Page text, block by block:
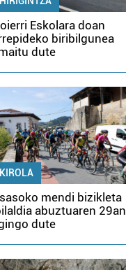
Eskolara doan
biribilgunea
dute
KIROLA
mendi bizikleta
abuztuaren 29an
dute